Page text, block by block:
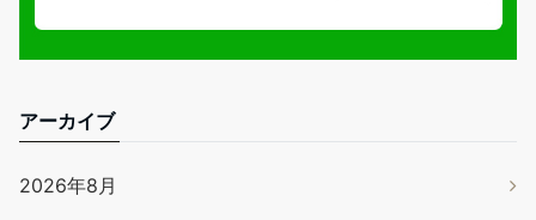
アーカイブ
2026年8月